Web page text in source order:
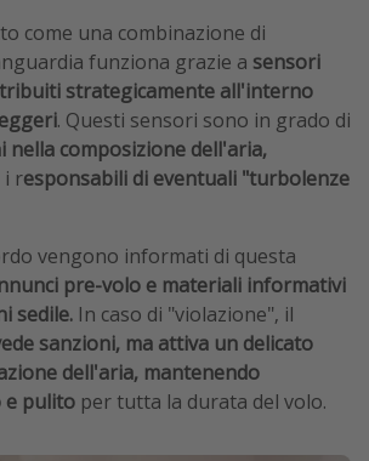
come una combinazione di
funziona grazie a sensori
strategicamente all'interno
. Questi sensori sono in grado di
nella composizione dell'aria,
i responsabili di eventuali "turbolenze
vengono informati di questa
pre-volo e materiali informativi
sedile. In caso di "violazione", il
sanzioni, ma attiva un delicato
dell'aria, mantenendo
e pulito per tutta la durata del volo.